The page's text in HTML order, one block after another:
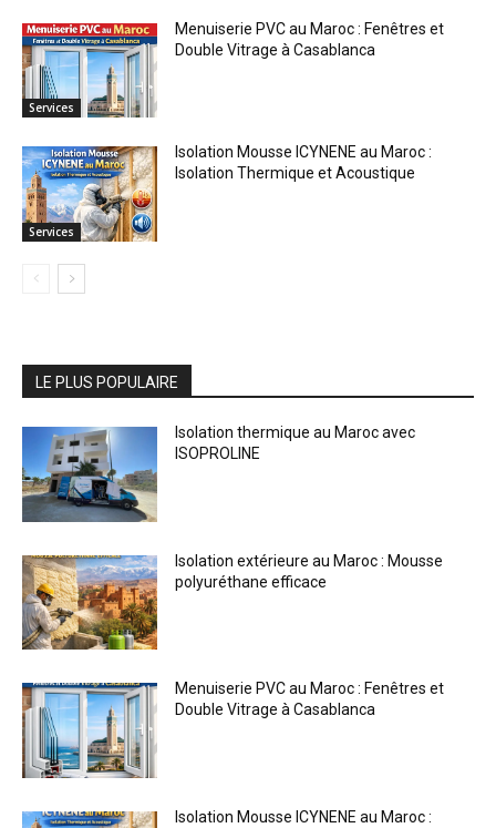
Services
Menuiserie PVC au Maroc : Fenêtres et
Double Vitrage à Casablanca
Services
Isolation Mousse ICYNENE au Maroc :
Isolation Thermique et Acoustique
LE PLUS POPULAIRE
Isolation thermique au Maroc avec
ISOPROLINE
Isolation extérieure au Maroc : Mousse
polyuréthane efficace
Menuiserie PVC au Maroc : Fenêtres et
Double Vitrage à Casablanca
Isolation Mousse ICYNENE au Maroc :